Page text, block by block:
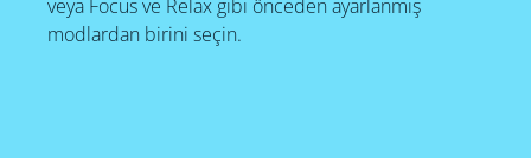
veya Focus ve Relax gibi önceden ayarlanmış
modlardan birini seçin.